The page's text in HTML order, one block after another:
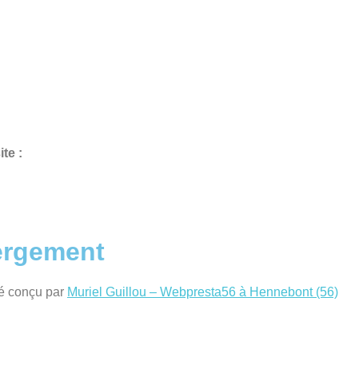
:
conçu par Muriel Guillou – Webpresta56 à Hennebont (56)